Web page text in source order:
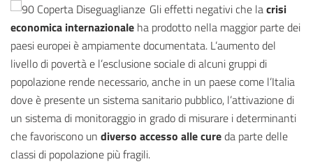
Gli effetti negativi che lacrisi
economica internazionale ha prodotto nella maggior parte dei
paesi europei è ampiamente documentata. L’aumento del
livello di povertà e l’esclusione sociale di alcuni gruppi di
popolazione rende necessario, anche in un paese come l’Italia
dove è presente un sistema sanitario pubblico, l’attivazione di
un sistema di monitoraggio in grado di misurare i determinanti
che favoriscono un diverso accesso alle cureda parte delle
classi di popolazione più fragili.